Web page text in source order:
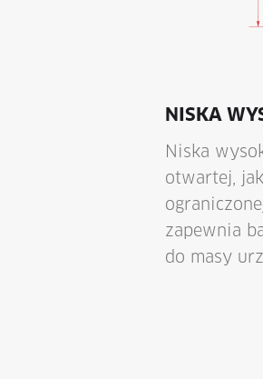
NISKA
Niska
otwartej,
zapewnia
do masy